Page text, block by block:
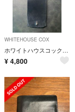
WHITEHOUSE COX
ホワイトハウスコックス ラゲッジタグ Whitehouse Cox
¥ 4,800